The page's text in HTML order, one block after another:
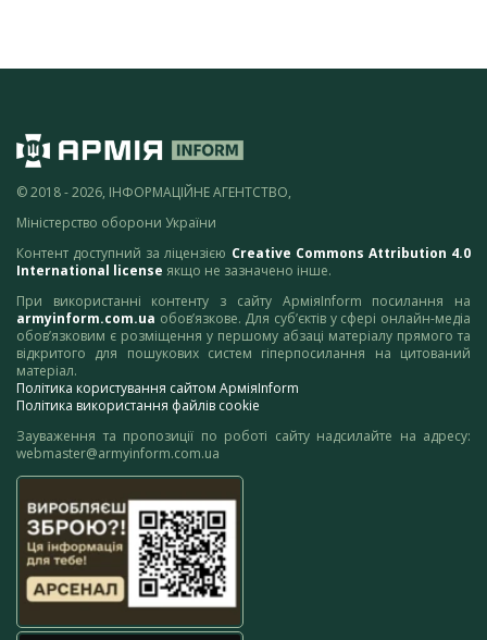
© 2018 - 2026, ІНФОРМАЦІЙНЕ АГЕНТСТВО,
Міністерство оборони України
Контент доступний за ліцензією Creative Commons Attribution 4.0
International license якщо не зазначено інше.
При використанні контенту з сайту АрміяInform посилання на
armyinform.com.ua обов’язкове. Для суб’єктів у сфері онлайн-медіа
обов’язковим є розміщення у першому абзаці матеріалу прямого та
відкритого для пошукових систем гіперпосилання на цитований
матеріал.
Політика користування сайтом АрміяInform
Політика використання файлів cookie
Зауваження та пропозиції по роботі сайту надсилайте на адресу:
webmaster@armyinform.com.ua